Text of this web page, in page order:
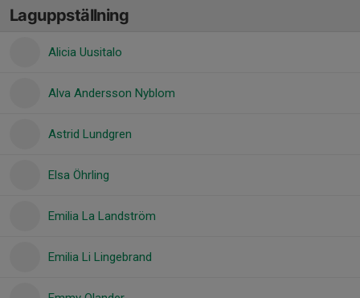
Laguppställning
Alicia Uusitalo
Alva Andersson Nyblom
Astrid Lundgren
Elsa Öhrling
Emilia La Landström
Emilia Li Lingebrand